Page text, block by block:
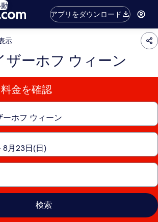
アプリをダウンロード
示
ザーホフ ウィーン
金を確認
検索